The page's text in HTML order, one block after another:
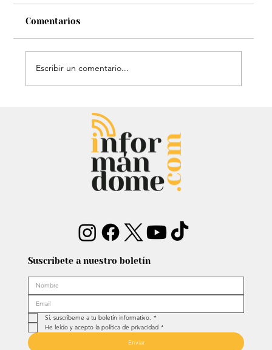
Entrevista: Sergio Fajardo y Edna
Bonilla aseguran superar las
encuestas y dar la sorpresa
Comentarios
Escribir un comentario...
Suscríbete a nuestro boletín
Sí, suscríbeme a tu boletín informativo. *
He leído y acepto la política de privacidad *
Enviar